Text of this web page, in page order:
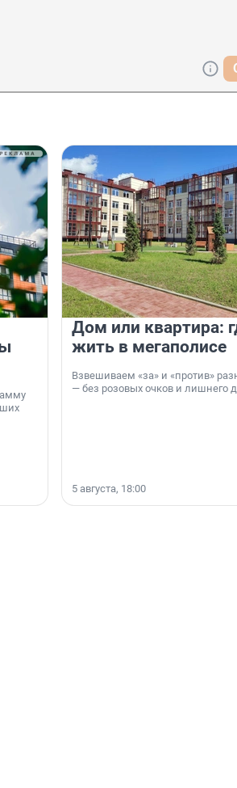
Дом или квартира:
жить в мегаполисе
Взвешиваем «за» и «против»
— без розовых очков и лишнего
5 августа, 18:00